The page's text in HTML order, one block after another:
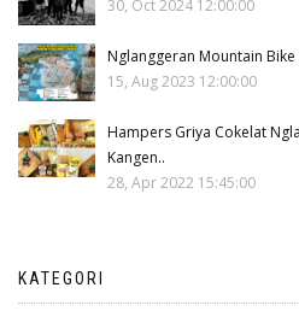
30, Oct 2024 12:00:00
Nglanggeran Mountain Bike
15, Aug 2023 12:00:00
Hampers Griya Cokelat
Kangen..
28, Apr 2022 15:45:00
KATEGORI